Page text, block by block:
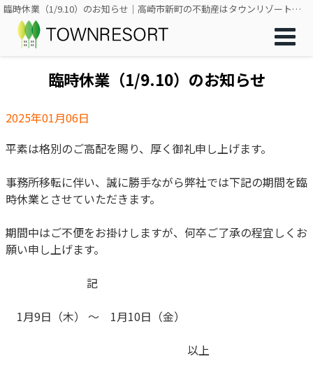
臨時休業（1/9.10）のお知らせ｜高崎市新町の不動産はタウンリゾート｜土地・一戸建て・アパート・マンション
臨時休業（1/9.10）のお知らせ
2025年01月06日
平素は格別のご高配を賜り、厚く御礼申し上げます。
事務所移転に伴い、誠に勝手ながら弊社では下記の期間を臨
時休業とさせていただきます。
期間中はご不便をお掛けしますが、何卒ご了承の程宜しくお
願い申し上げます。
記
1月9日（木） ～ 1月10日（金）
以上